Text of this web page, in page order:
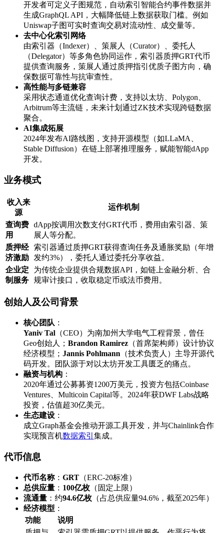
开发者可定义子图规范，自动索引智能合约事件数据并
生成GraphQL API，大幅降低链上数据获取门槛。例如
Uniswap子图可实时查询交易对流动性、成交量等。
​去中心化索引网络​
由索引器（Indexer）、策展人（Curator）、委托人
（Delegator）等多角色协同运作，索引器质押GRT代币
提供查询服务，策展人通过质押指引优质子图方向，确
保数据可靠性与抗审查性。
​高性能与多链兼容​
采用状态通道优化查询计费，支持以太坊、Polygon、
Arbitrum等主流链，未来计划通过ZK技术实现跨链数据
聚合。
​AI集成拓展​
2024年发布AI路线图，支持开源模型（如LLaMA、
Stable Diffusion）在链上部署推理服务，赋能智能dApp
开发。
​业务模式​
​收入来
源​
​运作机制​
​查询费
用​
dApp按调用次数支付GRT代币，费用由索引器、策
展人等分配。
​质押经
济激励​
索引器通过质押GRT获得查询任务及通胀奖励（年增
发约3%），委托人通过委托分享收益。
​企业定
制服务​
为传统企业提供合规数据API，如链上金融分析、合
规审计接口，收取稳定币或法币费用。
​创始人及公司背景​
​核心团队​ ​：
​Yaniv Tal​ ​（CEO）为南加州大学电气工程背景，曾任
Geo创始人；​ ​Brandon Ramirez​ ​（首席架构师）设计协议
经济模型；​ ​Jannis Pohlmann​ ​（技术负责人）主导开源代
码开发。团队源于对以太坊开发工具匮乏的痛点。
​融资与机构​ ​：
2020年通过公募募资1200万美元，投资方包括Coinbase
Ventures、Multicoin Capital等。2024年获DWF Labs战略
投资，估值超30亿美元。
​生态建设​ ​：
成立Graph基金会推动开源工具开发，并与Chainlink合作
实现预言机数据索引 集成。
​代币信息​
​代币名称​​：​ ​GRT​ ​（ERC-20标准）
​总供应量​ ​：​ ​100亿枚​ ​（固定上限）
​流通量​ ​：约​​94.6亿枚​ ​（占总供应量94.6%，截至2025年）
​经济模型​ ​：
​功能​
​说明​